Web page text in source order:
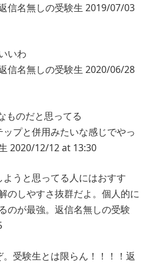
信名無しの受験生 2019/07/03
いわ
信名無しの受験生 2020/06/28
ものだと思ってる
プと併用みたいな感じでやっ
2020/12/12 at 13:30
うと思ってる人にはおすす
のしやすさ抜群だよ。個人的に
のが最強。 返信名無しの受験
受験生とは限らん！！！！ 返